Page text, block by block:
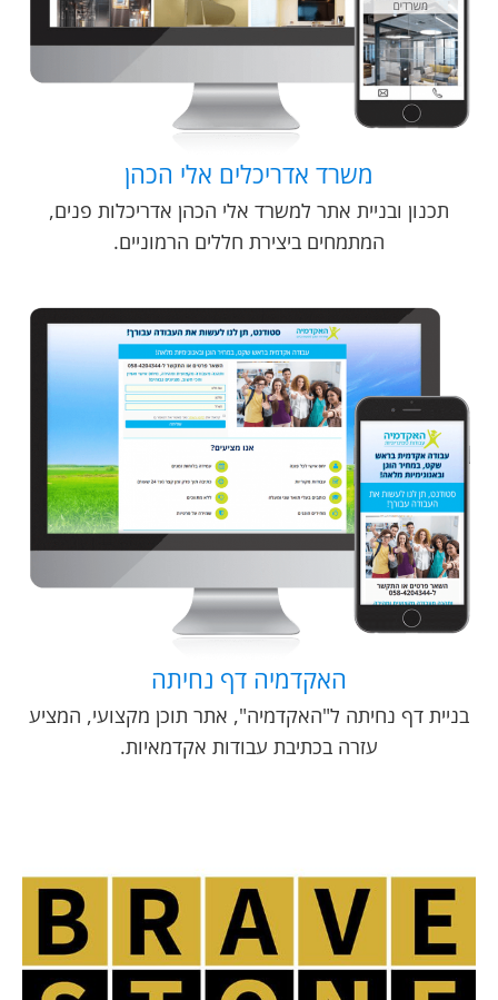
משרד אדריכלים אלי הכהן
תכנון ובניית אתר למשרד אלי הכהן אדריכלות פנים,
המתמחים ביצירת חללים הרמוניים.
האקדמיה דף נחיתה
בניית דף נחיתה ל"האקדמיה", אתר תוכן מקצועי, המציע
עזרה בכתיבת עבודות אקדמאיות.